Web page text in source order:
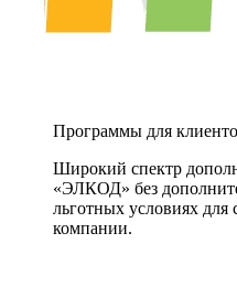
Программы для
Широкий спектр
«ЭЛКОД» без
льготных условиях
компании.